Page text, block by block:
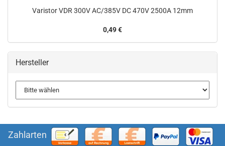
Varistor VDR 300V AC/385V DC 470V 2500A 12mm
0,49 €
Hersteller
Zahlarten